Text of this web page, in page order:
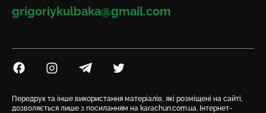
Email
grigoriykulbaka@gmail.com
Посилання на Facebook
Посилання на Instagram
Посилання на Telegram
Посилання на Twitter
Передрук та інше використання матеріалів, які розміщені на сайті,
дозволяється лише з посиланням на karachun.com.ua. Інтернет-